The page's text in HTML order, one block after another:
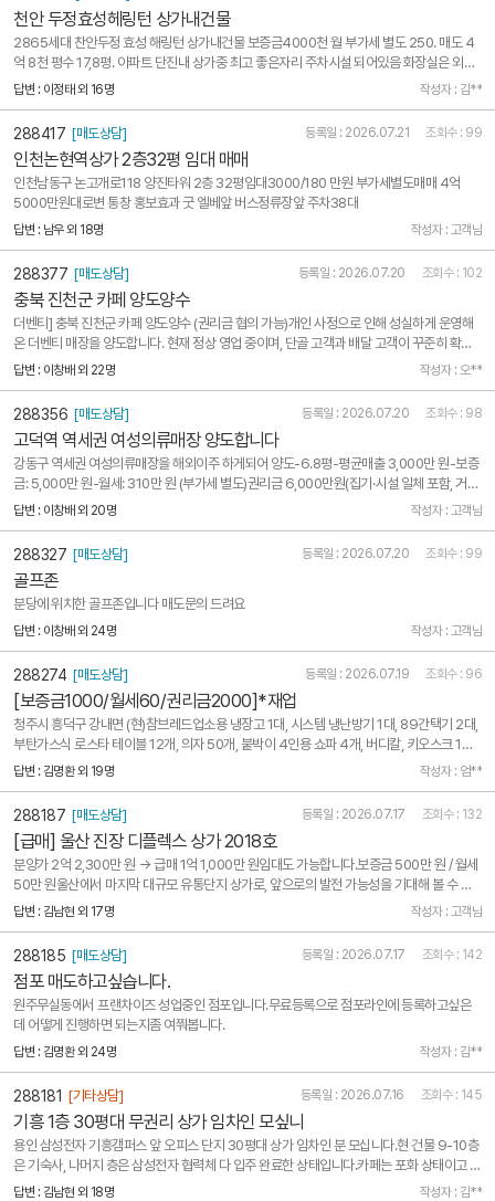
천안 두정효성헤링턴 상가내건물
2865세대 찬안두정 효성 해링턴 상가내건물 보증금4000천 월 부가세 별도 250. 매도 4
억 8천 평수 17,8평. 아파트 단진내 상가중 최고 좋은자리 주차시설 되어있음 화장실은 외부
남녀 별도 천안두정 역세권 자리
답변 : 이정태 외 16명 작성자 : 김**
288417 [매도상담] 등록일 : 2026.07.21 조회수 : 99
인천논현역상가 2층32평 임대 매매
인천남동구 논고개로118 양진타워 2층 32평임대3000/180 만원 부가세별도매매 4억
5000만원대로변 통창 홍보효과 굿 엘베앞 버스정류장앞 주차38대
답변 : 남우 외 18명 작성자 : 고객님
288377 [매도상담] 등록일 : 2026.07.20 조회수 : 102
충북 진천군 카페 양도양수
더벤티] 충북 진천군 카페 양도양수 (권리금 협의 가능)개인 사정으로 인해 성실하게 운영해
온 더벤티 매장을 양도합니다. 현재 정상 영업 중이며, 단골 고객과 배달 고객이 꾸준히 확보
되어 있는 안정적인 매장입니다. 인수 후 즉시 영업이 가능하며, 안정적인 매출 기반과 추가
답변 : 이창배 외 22명 작성자 : 오**
288356 [매도상담] 등록일 : 2026.07.20 조회수 : 98
고덕역 역세권 여성의류매장 양도합니다
강동구 역세권 여성의류매장을 해외이주 하게되어 양도-6.8평-평균매출 3,000만 원-보증
금: 5,000만 원-월세: 310만 원 (부가세 별도)권리금 6,000만원(집기·시설 일체 포함, 거래
처나 운영방식 양도가능)⸻-대략적인 고정지출매입금액, 인건비(2,000,000원), 관리
답변 : 이창배 외 20명 작성자 : 고객님
288327 [매도상담] 등록일 : 2026.07.20 조회수 : 99
골프존
분당에 위치한 골프존입니다 매도문의 드려요
답변 : 이창배 외 24명 작성자 : 고객님
288274 [매도상담] 등록일 : 2026.07.19 조회수 : 96
[보증금1000/월세60/권리금2000]*재업
청주시 흥덕구 강내면 (현)참브레드업소용 냉장고 1대, 시스템 냉난방기 1대, 89간택기 2대,
부탄가스식 로스타 테이블 12개, 의자 50개, 붙박이 4인용 쇼파 4개, 버디칼, 키오스크 1대,
스덴 작업대 4개바로 앞에 충청대학교가 있으며, 뒤에는 한국교원대학교가 있습니다.또한
답변 : 김명환 외 19명 작성자 : 엄**
288187 [매도상담] 등록일 : 2026.07.17 조회수 : 132
[급매] 울산 진장 디플렉스 상가 2018호
분양가 2억 2,300만 원 → 급매 1억 1,000만 원임대도 가능합니다.보증금 500만 원 / 월세
50만 원울산에서 마지막 대규모 유통단지 상가로, 앞으로의 발전 가능성을 기대해 볼 수 있
는 입지입니다.진장동은 대형 유통시설과 산업단지가 밀집한 지역으로 지속적인 개발이 이어
답변 : 김남현 외 17명 작성자 : 고객님
288185 [매도상담] 등록일 : 2026.07.17 조회수 : 142
점포 매도하고싶습니다.
원주무실동에서 프랜차이즈 성업중인 점포입니다.무료등록으로 점포라인에 등록하고싶은
데 어떻게 진행하면 되는지좀 여쭤봅니다.
답변 : 김명환 외 24명 작성자 : 김**
288181 [기타상담] 등록일 : 2026.07.16 조회수 : 145
기흥 1층 30평대 무권리 상가 임차인 모싶니
용인 삼성전자 기흥캠퍼스 앞 오피스 단지 30평대 상가 임차인 분 모십니다.현 건물 9-10층
은 기숙사, 나머지 층은 삼성전자 협력체 다 입주 완료한 상태입니다.카페는 포화 상태이고 음
식점이 들어오시면 정말 좋은 자리입니다.주출입구 옆이라 광고성도 좋고 하루에 약 3000
답변 : 김남현 외 18명 작성자 : 김**